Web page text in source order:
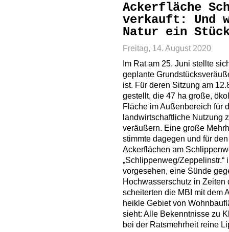
Ackerfläche
verkauft: Und
Natur ein
Freitag, 14. August 2020
Im Rat am 25. Juni stellte
geplante
ist. Für deren Sitzung am
gestellt, die 47 ha große,
Fläche im Außenbereich für
landwirtschaftliche Nutzung
veräußern. Eine große
stimmte dagegen und für
Ackerflächen am
„Schlippenweg/
vorgesehen, eine Sünde
Hochwasserschutz in
scheiterten die MBI mit dem
heikle Gebiet von
sieht: Alle Bekenntnisse zu
bei der Ratsmehrheit reine